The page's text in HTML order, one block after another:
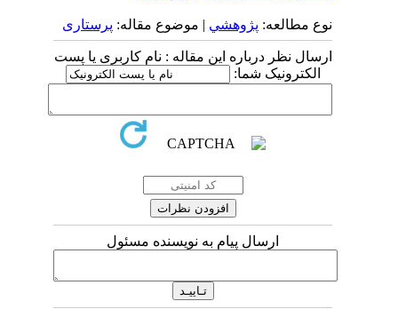
نوع مطالعه:پژوهشي| موضوع مقاله:پرستاری
ارسال نظر درباره این مقاله : نام کاربری یا پست
الکترونیک شما:
ارسال پیام به نویسنده مسئول